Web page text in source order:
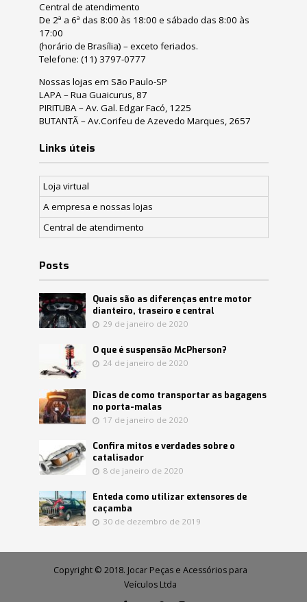
Central de atendimento
De 2ª a 6ª das 8:00 às 18:00 e sábado das 8:00 às
17:00
(horário de Brasília) – exceto feriados.
Telefone: (11) 3797-0777
Nossas lojas em São Paulo-SP
LAPA – Rua Guaicurus, 87
PIRITUBA – Av. Gal. Edgar Facó, 1225
BUTANTÃ – Av.Corifeu de Azevedo Marques, 2657
Links úteis
Loja virtual
A empresa e nossas lojas
Central de atendimento
Posts
Quais são as diferenças entre motor
dianteiro, traseiro e central
29 de janeiro de 2020
O que é suspensão McPherson?
24 de janeiro de 2020
Dicas de como transportar as bagagens
no porta-malas
17 de janeiro de 2020
Confira mitos e verdades sobre o
catalisador
8 de janeiro de 2020
Enteda como utilizar extensores de
caçamba
30 de dezembro de 2019
Copyright © 2018. Jocar Peças e Acessórios para
Veículos Ltda